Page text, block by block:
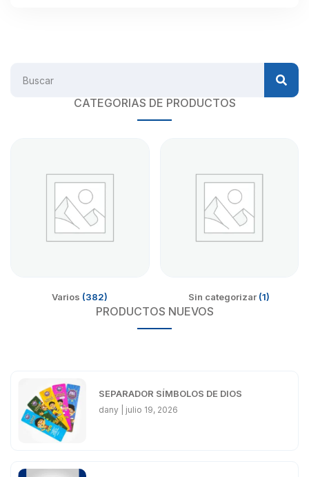
CATEGORIAS DE PRODUCTOS
Varios (382) Sin categorizar (1)
PRODUCTOS NUEVOS
SEPARADOR SÍMBOLOS DE DIOS
dany julio 19, 2026